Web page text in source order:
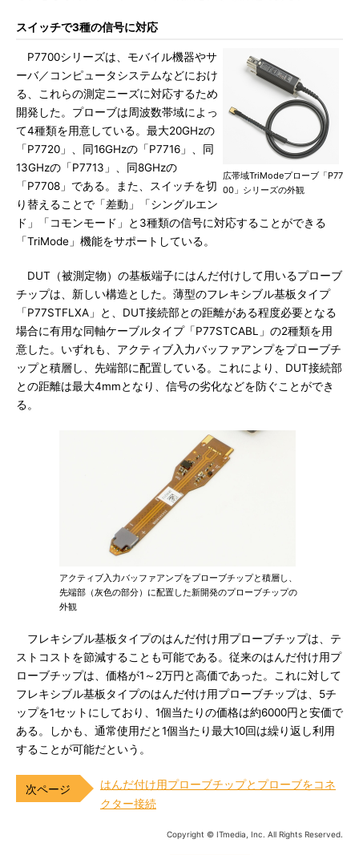
スイッチで3種の信号に対応
広帯域TriModeプローブ「P77
00」シリーズの外観
P7700シリーズは、モバイル機器やサ
ーバ／コンピュータシステムなどにおけ
る、これらの測定ニーズに対応するため
開発した。プローブは周波数帯域によっ
て4種類を用意している。最大20GHzの
「P7720」、同16GHzの「P7716」、同
13GHzの「P7713」、同8GHzの
「P7708」である。また、スイッチを切
り替えることで「差動」「シングルエン
ド」「コモンモード」と3種類の信号に対応することができる
「TriMode」機能をサポートしている。
DUT（被測定物）の基板端子にはんだ付けして用いるプローブ
チップは、新しい構造とした。薄型のフレキシブル基板タイプ
「P77STFLXA」と、DUT接続部との距離がある程度必要となる
場合に有用な同軸ケーブルタイプ「P77STCABL」の2種類を用
意した。いずれも、アクティブ入力バッファアンプをプローブチ
ップと積層し、先端部に配置している。これにより、DUT接続部
との距離は最大4mmとなり、信号の劣化などを防ぐことができ
る。
アクティブ入力バッファアンプをプローブチップと積層し、
先端部（灰色の部分）に配置した新開発のプローブチップの
外観
フレキシブル基板タイプのはんだ付け用プローブチップは、テ
ストコストを節減することも可能である。従来のはんだ付け用プ
ローブチップは、価格が1～2万円と高価であった。これに対して
フレキシブル基板タイプのはんだ付け用プローブチップは、5チ
ップを1セットにしており、1個当たりの価格は約6000円と安価で
ある。しかも、通常使用だと1個当たり最大10回は繰り返し利用
することが可能だという。
はんだ付け用プローブチップとプローブをコネ
クター接続
Copyright © ITmedia, Inc. All Rights Reserved.